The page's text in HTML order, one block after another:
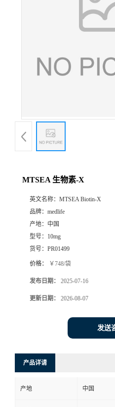
MTSEA 生物素-X
英文名称： MTSEA Biotin-X
品牌： medlife
产地： 中国
型号： 10mg
货号： PR01499
价格： ￥748/袋
发布日期： 2025-07-16
更新日期： 2026-08-07
发送
产品详请
产地 中国